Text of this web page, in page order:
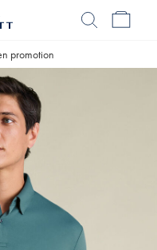
promotion